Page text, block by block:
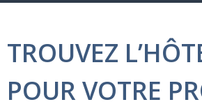
TROUVEZ
POUR VOTRE